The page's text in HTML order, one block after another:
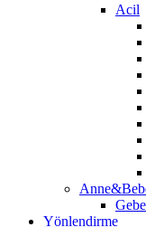
Acil
Yönlendirme